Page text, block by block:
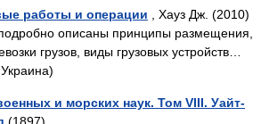
работы и операции , Хауз Дж. (2010)
описаны принципы размещения,
грузов, виды грузовых устройств…
и морских наук. Том VIII. Уайт-